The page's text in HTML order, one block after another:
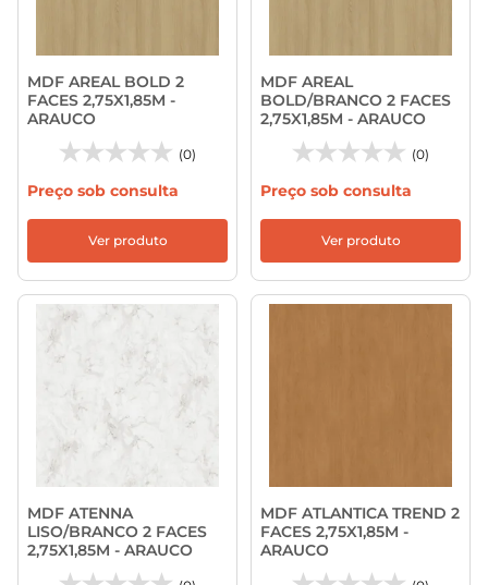
MDF AREAL BOLD 2
FACES 2,75X1,85M -
ARAUCO
(0)
Preço sob consulta
Ver produto
MDF AREAL
BOLD/BRANCO 2 FACES
2,75X1,85M - ARAUCO
(0)
Preço sob consulta
Ver produto
MDF ATENNA
LISO/BRANCO 2 FACES
2,75X1,85M - ARAUCO
MDF ATLANTICA TREND 2
FACES 2,75X1,85M -
ARAUCO